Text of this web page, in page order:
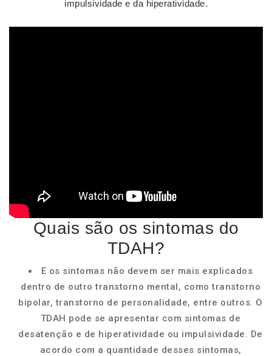
impulsividade e da hiperatividade.
Quais são os sintomas do
TDAH?
E os sintomas não devem ser mais explicados
dentro de outro transtorno mental, como transtorno
bipolar, transtorno de personalidade, entre outros. O
TDAH pode se apresentar com sintomas de
desatenção e de hiperatividade ou impulsividade. De
acordo com a quantidade desses sintomas,